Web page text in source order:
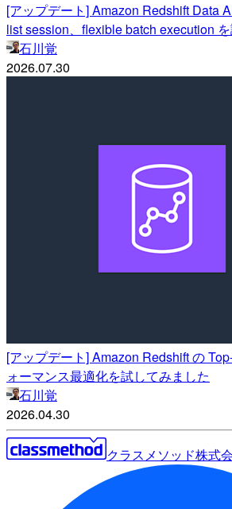
[アップデート] Amazon Redshift Data
list session、flexible batch execution
石川覚
2026.07.30
[アップデート] Amazon Redshift の
ォーマンス最適化を試してみました
石川覚
2026.04.30
クラスメソッド株式